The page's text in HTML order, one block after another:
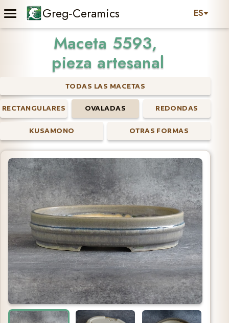
Greg‑Ceramics ES
Maceta 5593,
pieza artesanal
TODAS LAS MACETAS
RECTANGULARES OVALADAS REDONDAS
KUSAMONO OTRAS FORMAS